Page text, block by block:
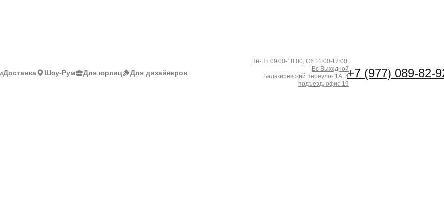
Доставка Шоу-Рум Для юрлиц Для дизайнеров
Пн-Пт 09:00-18:00, Сб 11:00-17:00,
Вс Выходной
Балакиревский переулок 1А, 4
подъезд, офис 19
+7 (977) 089-82-